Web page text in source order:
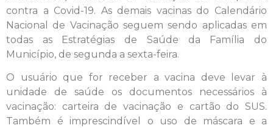
contra a Covid-19. As demais vacinas do Calendário
Nacional de Vacinação seguem sendo aplicadas em
todas as Estratégias de Saúde da Família do
Município, de segunda a sexta-feira.
O usuário que for receber a vacina deve levar à
unidade de saúde os documentos necessários à
vacinação: carteira de vacinação e cartão do SUS.
Também é imprescindível o uso de máscara e a